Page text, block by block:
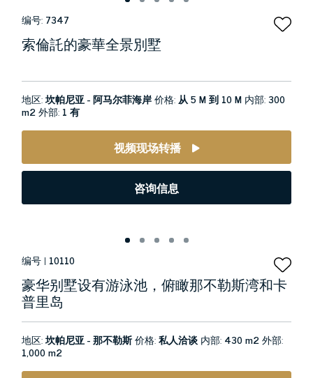
编号: 7347
索倫託的豪華全景別墅
地区:坎帕尼亚 - 阿马尔菲海岸价格:从 5 M 到 10 M 内部:300
m2外部: 1 有
视频现场转播
咨询信息
编号 | 10110
豪华别墅设有游泳池，俯瞰那不勒斯湾和卡
普里岛
地区:坎帕尼亚 - 那不勒斯价格:私人洽谈 内部: 430 m2外部:
1,000 m2